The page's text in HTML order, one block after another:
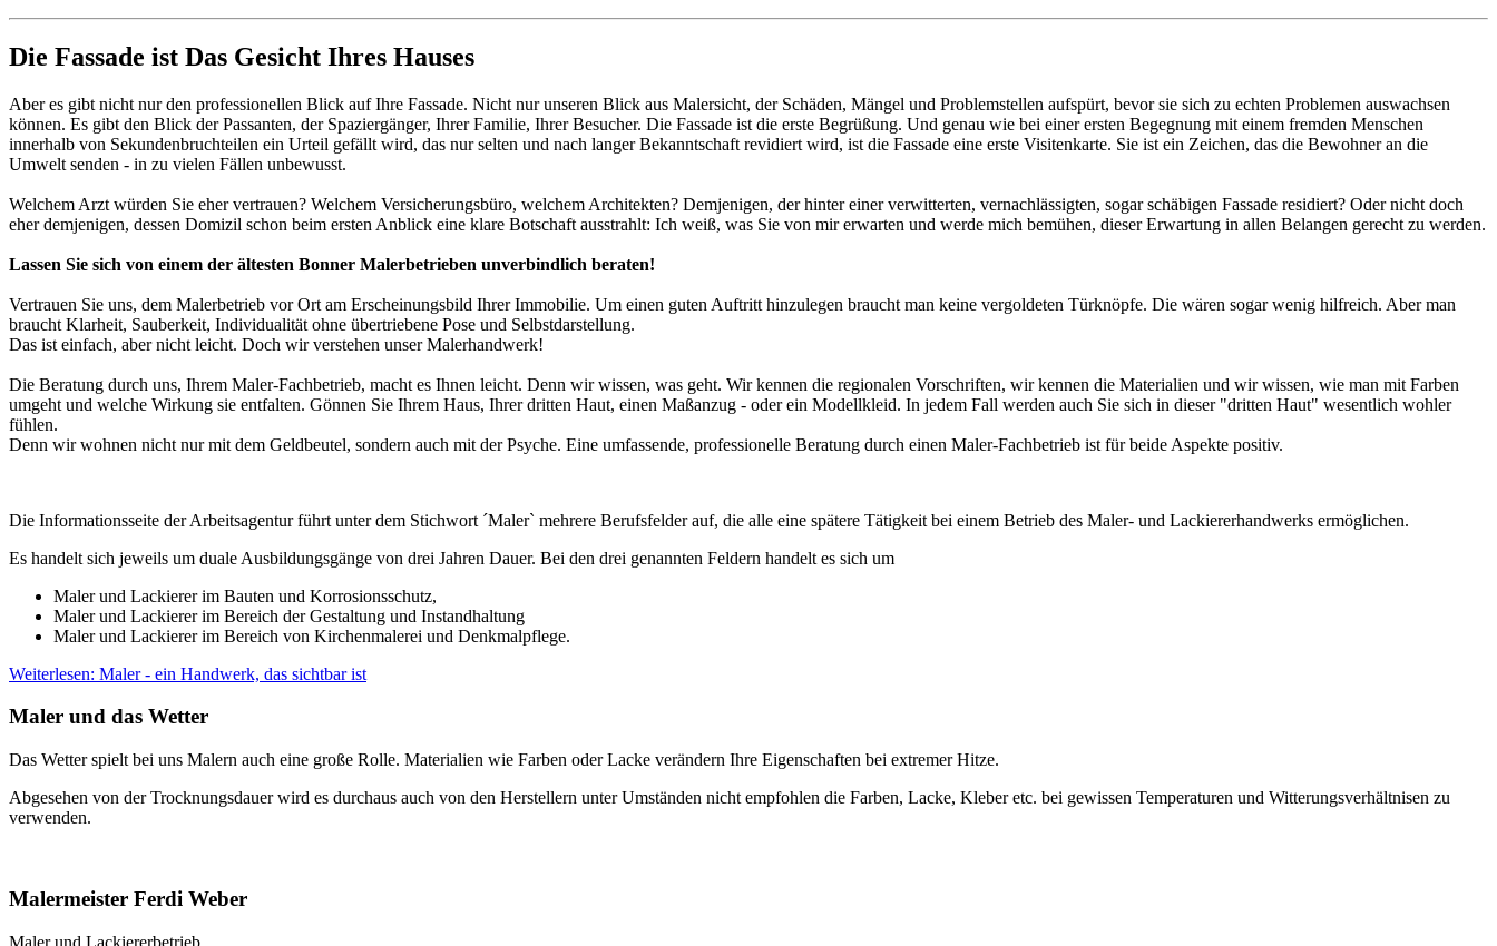
Die Fassade ist Das Gesicht Ihres Hauses
Aber es gibt nicht nur den professionellen Blick auf Ihre Fassade. Nicht nur unseren Blick aus Malersicht, der Schäden, Mängel und Problemstellen aufspürt, bevor sie sich zu echten Problemen auswachsen
können. Es gibt den Blick der Passanten, der Spaziergänger, Ihrer Familie, Ihrer Besucher. Die Fassade ist die erste Begrüßung. Und genau wie bei einer ersten Begegnung mit einem fremden Menschen
innerhalb von Sekundenbruchteilen ein Urteil gefällt wird, das nur selten und nach langer Bekanntschaft revidiert wird, ist die Fassade eine erste Visitenkarte. Sie ist ein Zeichen, das die Bewohner an die
Umwelt senden - in zu vielen Fällen unbewusst.
Welchem Arzt würden Sie eher vertrauen? Welchem Versicherungsbüro, welchem Architekten? Demjenigen, der hinter einer verwitterten, vernachlässigten, sogar schäbigen Fassade residiert? Oder nicht doch
eher demjenigen, dessen Domizil schon beim ersten Anblick eine klare Botschaft ausstrahlt: Ich weiß, was Sie von mir erwarten und werde mich bemühen, dieser Erwartung in allen Belangen gerecht zu werden.
Lassen Sie sich von einem der ältesten Bonner Malerbetrieben unverbindlich beraten!
Vertrauen Sie uns, dem Malerbetrieb vor Ort am Erscheinungsbild Ihrer Immobilie. Um einen guten Auftritt hinzulegen braucht man keine vergoldeten Türknöpfe. Die wären sogar wenig hilfreich. Aber man
braucht Klarheit, Sauberkeit, Individualität ohne übertriebene Pose und Selbstdarstellung.
Das ist einfach, aber nicht leicht. Doch wir verstehen unser Malerhandwerk!
Die Beratung durch uns, Ihrem Maler-Fachbetrieb, macht es Ihnen leicht. Denn wir wissen, was geht. Wir kennen die regionalen Vorschriften, wir kennen die Materialien und wir wissen, wie man mit Farben
umgeht und welche Wirkung sie entfalten. Gönnen Sie Ihrem Haus, Ihrer dritten Haut, einen Maßanzug - oder ein Modellkleid. In jedem Fall werden auch Sie sich in dieser "dritten Haut" wesentlich wohler
fühlen.
Denn wir wohnen nicht nur mit dem Geldbeutel, sondern auch mit der Psyche. Eine umfassende, professionelle Beratung durch einen Maler-Fachbetrieb ist für beide Aspekte positiv.
Die Informationsseite der Arbeitsagentur führt unter dem Stichwort ´Maler` mehrere Berufsfelder auf, die alle eine spätere Tätigkeit bei einem Betrieb des Maler- und Lackiererhandwerks ermöglichen.
Es handelt sich jeweils um duale Ausbildungsgänge von drei Jahren Dauer. Bei den drei genannten Feldern handelt es sich um
Maler und Lackierer im Bauten und Korrosionsschutz,
Maler und Lackierer im Bereich der Gestaltung und Instandhaltung
Maler und Lackierer im Bereich von Kirchenmalerei und Denkmalpflege.
Weiterlesen: Maler - ein Handwerk, das sichtbar ist
Maler und das Wetter
Das Wetter spielt bei uns Malern auch eine große Rolle. Materialien wie Farben oder Lacke verändern Ihre Eigenschaften bei extremer Hitze.
Abgesehen von der Trocknungsdauer wird es durchaus auch von den Herstellern unter Umständen nicht empfohlen die Farben, Lacke, Kleber etc. bei gewissen Temperaturen und Witterungsverhältnisen zu
verwenden.
Malermeister Ferdi Weber
Maler und Lackiererbetrieb